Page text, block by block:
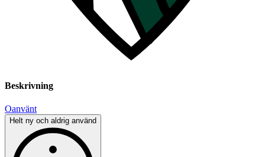
Beskrivning
Oanvänt
Helt ny och aldrig använd